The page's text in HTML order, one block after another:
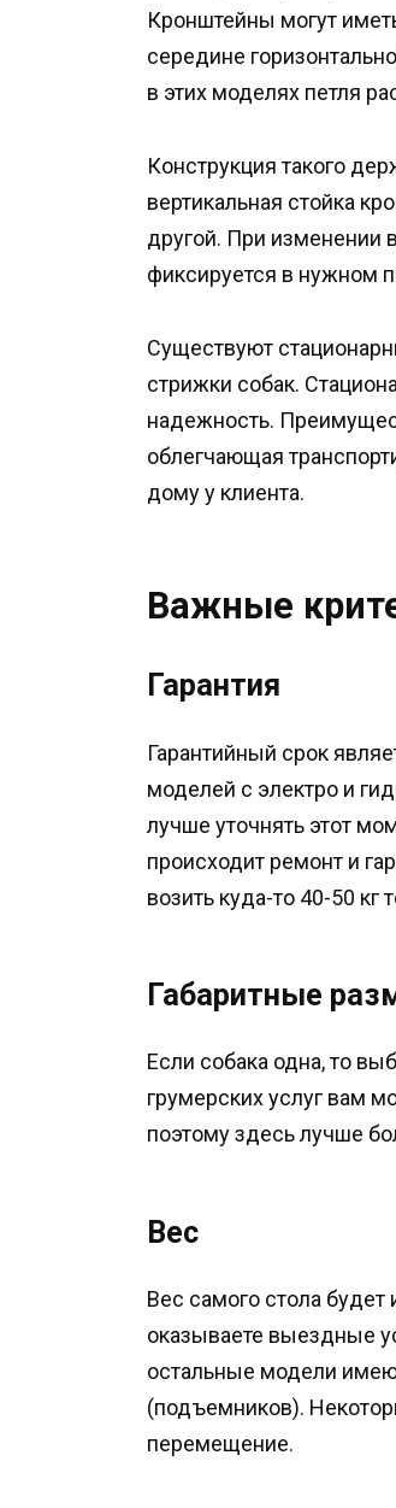
Кронштейны могут
середине
в этих моделях петля
Конструкция такого
вертикальная стойка
другой. При изменении
фиксируется в нужном
Существуют
стрижки собак.
надежность.
облегчающая
дому у клиента.
Важные
Гарантия
Гарантийный срок
моделей с электро и
лучше уточнять этот
происходит ремонт и
возить куда-то 40-50 кг
Габаритные
Если собака одна, то
грумерских услуг вам
поэтому здесь лучше
Вес
Вес самого стола будет
оказываете выездные
остальные модели
(подъемников).
перемещение.